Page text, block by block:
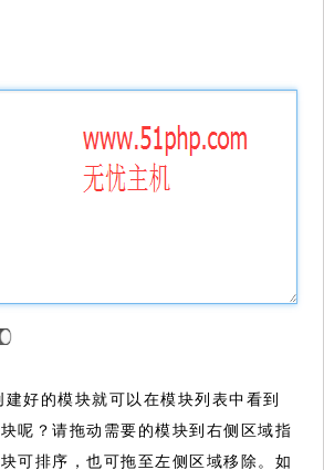
好的模块就可以在模块列表中看到
呢？请拖动需要的模块到右侧区域指
可排序，也可拖至左侧区域移除。如